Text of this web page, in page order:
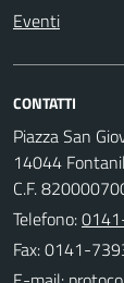
Eventi
CONTATTI
Piazza San
14044
C.F.
Telefono:
Fax: 0141-